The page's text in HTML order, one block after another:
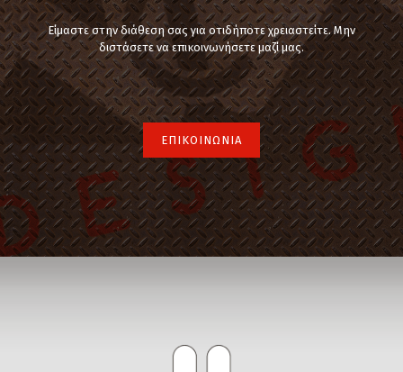
Είμαστε στην διάθεση σας για οτιδήποτε χρειαστείτε. Μην
διστάσετε να επικοινωνήσετε μαζί μας.
ΕΠΙΚΟΙΝΩΝΙΑ